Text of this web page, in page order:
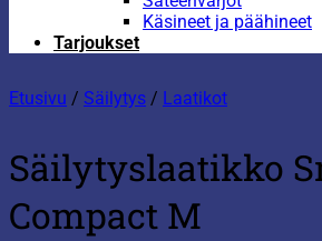
Käsineet ja päähineet
Tarjoukset
Etusivu / Säilytys / Laatikot
Säilytyslaatikko
Compact M